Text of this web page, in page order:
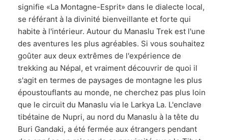
signifie «La Montagne-Esprit» dans le dialecte local,
se référant à la divinité bienveillante et forte qui
habite à l'intérieur. Autour du Manaslu Trek est l'une
des aventures les plus agréables. Si vous souhaitez
goûter aux deux extrêmes de l'expérience de
trekking au Népal, et vraiment découvrir de quoi il
s'agit en termes de paysages de montagne les plus
époustouflants au monde, ne cherchez pas plus loin
que le circuit du Manaslu via le Larkya La. L'enclave
tibétaine de Nupri, au nord du Manaslu à la tête du
Buri Gandaki, a été fermée aux étrangers pendant